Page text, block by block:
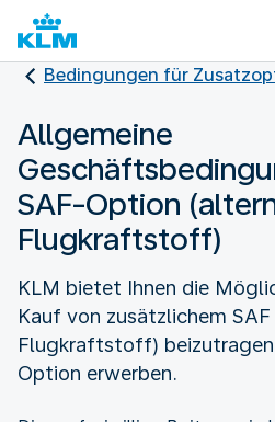
Bedingungen für
Allgemeine
SAF-Option
Flugkraftstoff)
KLM bietet Ihnen die
Kauf von zusätzlichem
Flugkraftstoff)
Option erwerben.